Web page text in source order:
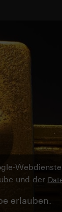
und der
erlauben.